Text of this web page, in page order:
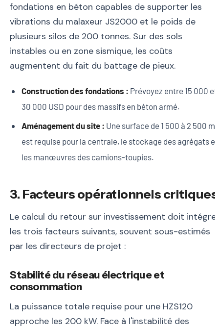
fondations en béton capables de supporter les
vibrations du malaxeur JS2000 et le poids de
plusieurs silos de 200 tonnes. Sur des sols
instables ou en zone sismique, les coûts
augmentent du fait du battage de pieux.
Construction des fondations : Prévoyez entre 15 000 et
30 000 USD pour des massifs en béton armé.
Aménagement du site : Une surface de 1 500 à 2 500 m²
est requise pour la centrale, le stockage des agrégats et
les manœuvres des camions-toupies.
3. Facteurs opérationnels critiques
Le calcul du retour sur investissement doit intégrer
les trois facteurs suivants, souvent sous-estimés
par les directeurs de projet :
Stabilité du réseau électrique et
consommation
La puissance totale requise pour une HZS120
approche les 200 kW. Face à l'instabilité des